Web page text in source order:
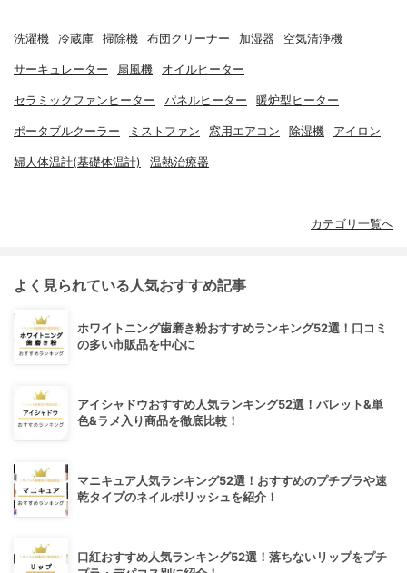
洗濯機 冷蔵庫 掃除機 布団クリーナー 加湿器 空気清浄機
サーキュレーター 扇風機 オイルヒーター
セラミックファンヒーター パネルヒーター 暖炉型ヒーター
ポータブルクーラー ミストファン 窓用エアコン 除湿機 アイロン
婦人体温計(基礎体温計) 温熱治療器
カテゴリ一覧へ
よく見られている人気おすすめ記事
ホワイトニング歯磨き粉おすすめランキング52選！口コミ
の多い市販品を中心に
アイシャドウおすすめ人気ランキング52選！パレット&単
色&ラメ入り商品を徹底比較！
マニキュア人気ランキング52選！おすすめのプチプラや速
乾タイプのネイルポリッシュを紹介！
口紅おすすめ人気ランキング52選！落ちないリップをプチ